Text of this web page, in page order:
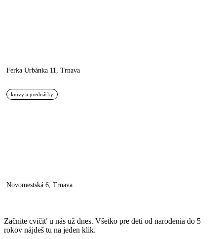
Ferka Urbánka 11, Trnava
kurzy a prednášky
Novomestská 6, Trnava
Začnite cvičiť u nás už dnes. Všetko pre deti od narodenia do 5
rokov nájdeš tu na jeden klik.